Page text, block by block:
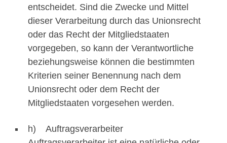
entscheidet. Sind die Zwecke und Mittel
dieser Verarbeitung durch das Unionsrecht
oder das Recht der Mitgliedstaaten
vorgegeben, so kann der Verantwortliche
beziehungsweise können die bestimmten
Kriterien seiner Benennung nach dem
Unionsrecht oder dem Recht der
Mitgliedstaaten vorgesehen werden.
h) Auftragsverarbeiter